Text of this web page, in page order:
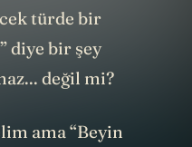
türde bir
diye bir şey
değil mi?
ama “Beyin